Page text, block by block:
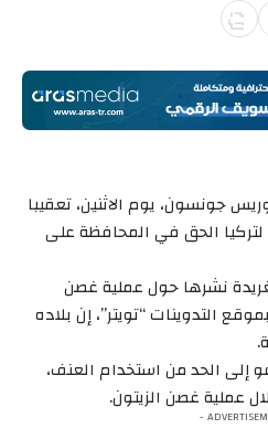
جونسون، يوم الاثنين، تعقيبا
لتركيا الحق في المحافظة على
نشرها حول عملية غصن
التدوينات “تويتر”، إن بلاده
إلى الحد من استخدام العنف،
عملية غصن الزيتون.